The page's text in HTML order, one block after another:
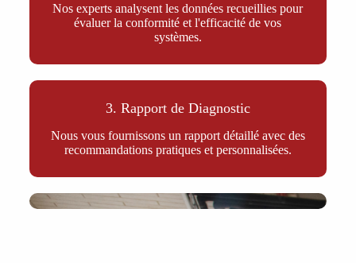
Nos experts analysent les données recueillies pour
évaluer la conformité et l'efficacité de vos
systèmes.
3. Rapport de Diagnostic
Nous vous fournissons un rapport détaillé avec des
recommandations pratiques et personnalisées.